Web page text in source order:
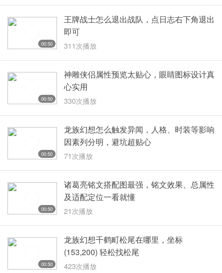
00:50
王牌战士怎么退出战队，点日志右下角退出
即可
311次播放
00:50
神雕侠侣属性预览太贴心，眼睛图标设计真
心实用
330次播放
00:50
龙族幻想怎么触发异闻，人格、时装等影响
因素列分明，避坑超贴心
71次播放
00:50
诸葛亮铭文搭配图最强，铭文效果、总属性
及适配定位一看就懂
21次播放
00:50
龙族幻想千鹤町松尾在哪里，坐标
(153,200) 轻松找松尾
423次播放